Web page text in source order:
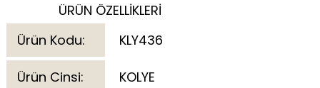
ÜRÜN ÖZELLİKLERİ
Ürün Kodu:
KLY436
Ürün Cinsi: KOLYE